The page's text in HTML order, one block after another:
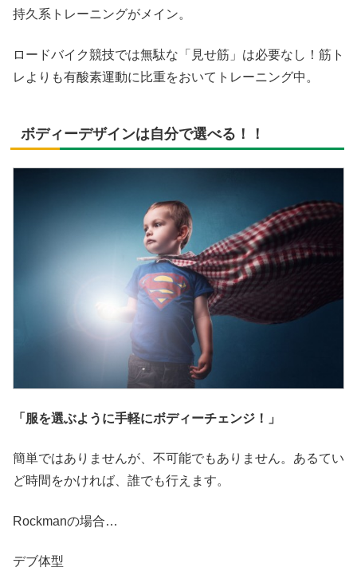
持久系トレーニングがメイン。
ロードバイク競技では無駄な「見せ筋」は必要なし！筋ト
レよりも有酸素運動に比重をおいてトレーニング中。
ボディーデザインは自分で選べる！！
「服を選ぶように手軽にボディーチェンジ！」
簡単ではありませんが、不可能でもありません。あるてい
ど時間をかければ、誰でも行えます。
Rockmanの場合…
デブ体型